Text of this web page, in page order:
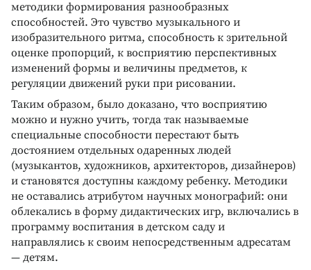
методики формирования разнообразных
способностей. Это чувство музыкального и
изобразительного ритма, способность к зрительной
оценке пропорций, к восприятию перспективных
изменений формы и величины предметов, к
регуляции движений руки при рисовании.
Таким образом, было доказано, что восприятию
можно и нужно учить, тогда так называемые
специальные способности перестают быть
достоянием отдельных одаренных людей
(музыкантов, художников, архитекторов, дизайнеров)
и становятся доступны каждому ребенку. Методики
не оставались атрибутом научных монографий: они
облекались в форму дидактических игр, включались в
программу воспитания в детском саду и
направлялись к своим непосредственным адресатам
— детям.